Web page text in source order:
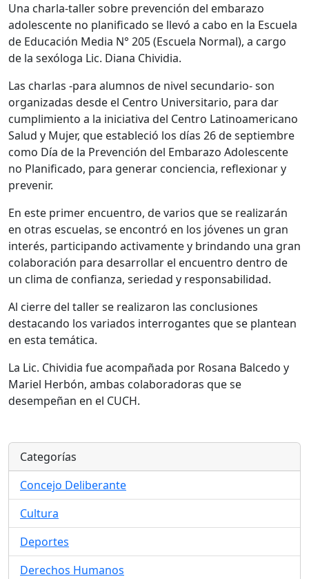
Una charla-taller sobre prevención del embarazo
adolescente no planificado se llevó a cabo en la Escuela
de Educación Media N° 205 (Escuela Normal), a cargo
de la sexóloga Lic. Diana Chividia.
Las charlas -para alumnos de nivel secundario- son
organizadas desde el Centro Universitario, para dar
cumplimiento a la iniciativa del Centro Latinoamericano
Salud y Mujer, que estableció los días 26 de septiembre
como Día de la Prevención del Embarazo Adolescente
no Planificado, para generar conciencia, reflexionar y
prevenir.
En este primer encuentro, de varios que se realizarán
en otras escuelas, se encontró en los jóvenes un gran
interés, participando activamente y brindando una gran
colaboración para desarrollar el encuentro dentro de
un clima de confianza, seriedad y responsabilidad.
Al cierre del taller se realizaron las conclusiones
destacando los variados interrogantes que se plantean
en esta temática.
La Lic. Chividia fue acompañada por Rosana Balcedo y
Mariel Herbón, ambas colaboradoras que se
desempeñan en el CUCH.
Categorías
Concejo Deliberante
Cultura
Deportes
Derechos Humanos